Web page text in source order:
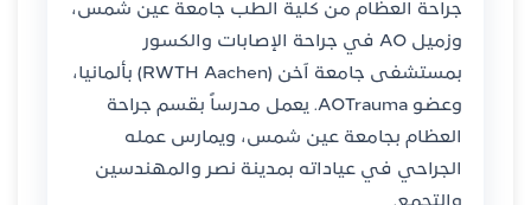
جراحة العظام من كلية الطب جامعة عين شمس،
وزميل AO في جراحة الإصابات والكسور
بمستشفى جامعة آخن (RWTH Aachen) بألمانيا،
وعضو AOTrauma. يعمل مدرساً بقسم جراحة
العظام بجامعة عين شمس، ويمارس عمله
الجراحي في عياداته بمدينة نصر والمهندسين